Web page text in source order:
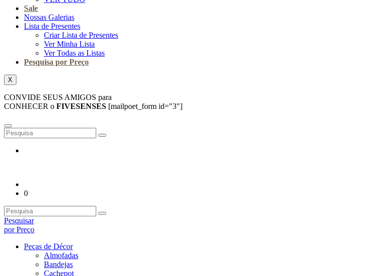
Sale
Nossas Galerias
Lista de Presentes
Criar Lista de Presentes
Ver Minha Lista
Ver Todas as Listas
Pesquisa por Preço
X
CONVIDE SEUS AMIGOS para
CONHECER o FIVESENSES [mailpoet_form id="3"]
0
Pesquisar
por Preço
Peças de Décor
Almofadas
Bandejas
Cachepot